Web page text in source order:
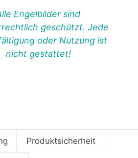
Engelbilder sind
geschützt. Jede
oder Nutzung ist
nicht gestattet!
Produktsicherheit